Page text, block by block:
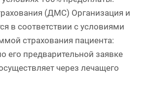
(ДМС) Организация и
в соответствии с условиями
страхования пациента:
его предварительной заявке
через лечащего